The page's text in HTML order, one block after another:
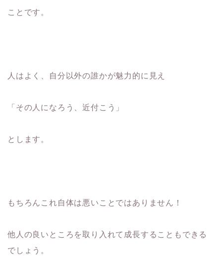
ことです。
人はよく、自分以外の誰かが魅力的に見え
「その人になろう、近付こう」
とします。
もちろんこれ自体は悪いことではありません！
他人の良いところを取り入れて成長することもできる
でしょう。